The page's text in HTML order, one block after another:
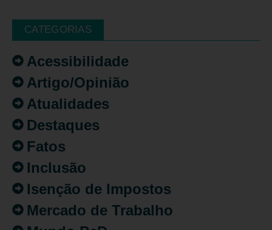
CATEGORIAS
Acessibilidade
Artigo/Opinião
Atualidades
Destaques
Fatos
Inclusão
Isenção de Impostos
Mercado de Trabalho